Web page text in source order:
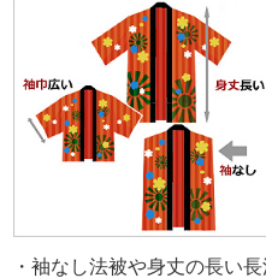
・袖なし法被や身丈の長い